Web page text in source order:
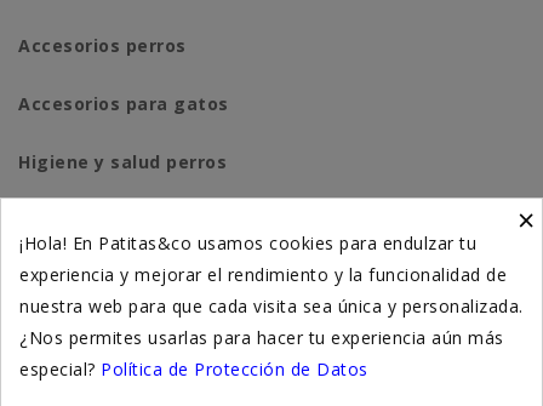
Accesorios perros
Accesorios para gatos
Higiene y salud perros
Suplementación natural
Otros
×
¡Hola! En Patitas&co usamos cookies para endulzar tu
experiencia y mejorar el rendimiento y la funcionalidad de
nuestra web para que cada visita sea única y personalizada.
¿Nos permites usarlas para hacer tu experiencia aún más
especial? Política de Protección de Datos